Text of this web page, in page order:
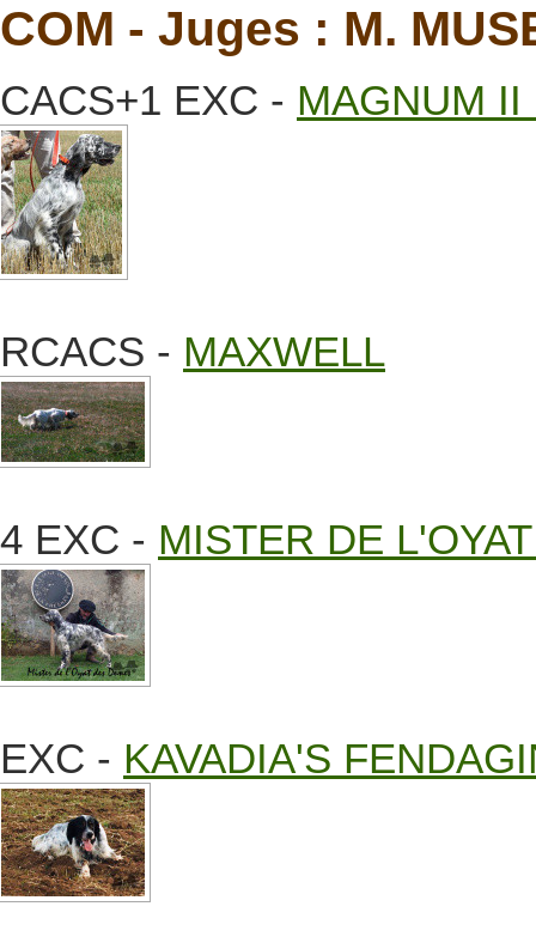
COM - Juges : M.
CACS+1 EXC - MAGNUM
RCACS - MAXWELL
4 EXC - MISTER DE
EXC - KAVADIA'S